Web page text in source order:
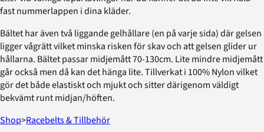
fast nummerlappen i dina kläder.
Bältet har även två liggande gelhållare (en på varje sida) där gelsen
ligger vågrätt vilket minska risken för skav och att gelsen glider ur
hållarna. Bältet passar midjemått 70-130cm. Lite mindre midjemått
går också men då kan det hänga lite. Tillverkat i 100% Nylon vilket
gör det både elastiskt och mjukt och sitter därigenom väldigt
bekvämt runt midjan/höften.
Shop>Racebelts & Tillbehör